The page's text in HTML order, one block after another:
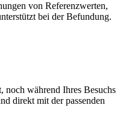
von Referenzwerten,
bei der Befundung.
noch während Ihres Besuchs
direkt mit der passenden